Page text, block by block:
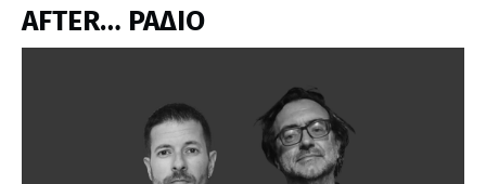
AFTER… ΡΑΔΙΟ